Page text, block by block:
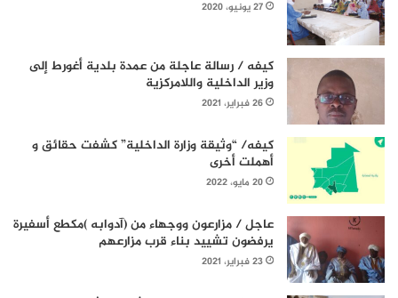
27 يونيو، 2020
كيفه / رسالة عاجلة من عمدة بلدية أغورط إلى
وزير الداخلية واللامركزية
26 فبراير، 2021
كيفه/ “وثيقة وزارة الداخلية” كشفت حقائق و
أهملت أخرى
20 مايو، 2022
عاجل / مزارعون ووجهاء من (آدوابه )مكطع أسفيرة
يرفضون تشييد بناء قرب مزارعهم
23 فبراير، 2021